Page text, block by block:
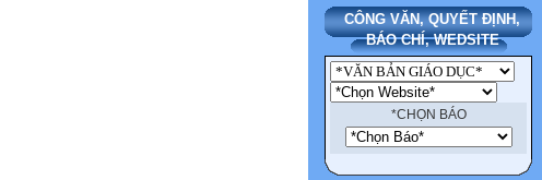
CÔNG VĂN, QUYẾT ĐỊNH,
BÁO CHÍ, WEDSITE
*CHỌN BÁO